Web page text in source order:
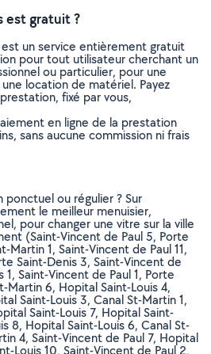
est gratuit ?
un service entièrement gratuit
pour tout utilisateur cherchant un
ou particulier, pour une
location de matériel. Payez
fixé par vous,
en ligne de la prestation
sans aucune commission ni frais
ponctuel ou régulier ? Sur
le meilleur menuisier,
pour changer une vitre sur la ville
(Saint-Vincent de Paul 5, Porte
Martin 1, Saint-Vincent de Paul 11,
Saint-Denis 3, Saint-Vincent de
1, Saint-Vincent de Paul 1, Porte
Martin 6, Hopital Saint-Louis 4,
Saint-Louis 3, Canal St-Martin 1,
Saint-Louis 7, Hopital Saint-
8, Hopital Saint-Louis 6, Canal St-
4, Saint-Vincent de Paul 7, Hopital
Louis 10, Saint-Vincent de Paul 2,